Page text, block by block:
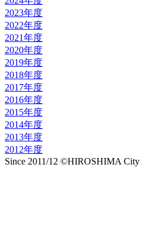
2023年度
2022年度
2021年度
2020年度
2019年度
2018年度
2017年度
2016年度
2015年度
2014年度
2013年度
2012年度
Since 2011/12 ©HIROSHIMA City